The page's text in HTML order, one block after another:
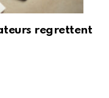
regrettent